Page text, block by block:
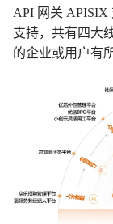
API 网关 APISIX
支持，共有四大
的企业或用户有